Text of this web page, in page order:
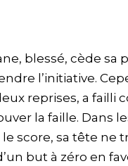
blessé, cède sa
l’initiative.
reprises, a failli
la faille. Dans
score, sa tête ne
but à zéro en